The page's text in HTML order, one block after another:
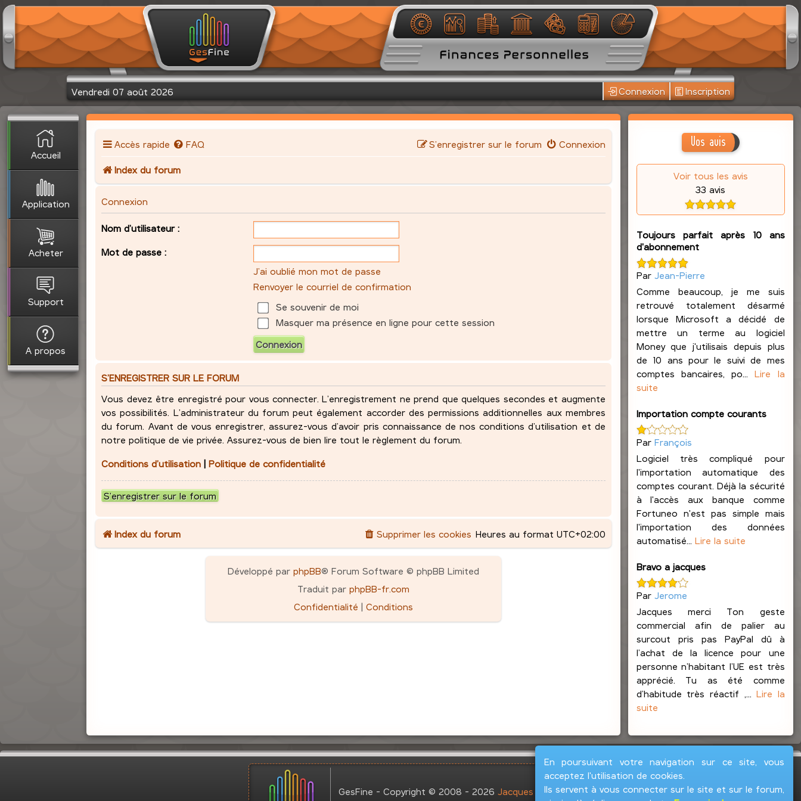
Vendredi 07 août 2026 Connexion Inscription
Accueil
Application
Acheter
Support
A propos
Accès rapide FAQ Connexion
S’enregistrer sur le forum
Index du forum
Connexion
Nom d’utilisateur :
Mot de passe :
J’ai oublié mon mot de passe
Renvoyer le courriel de confirmation
Se souvenir de moi
Masquer ma présence en ligne pour cette session
S’ENREGISTRER SUR LE FORUM
Vous devez être enregistré pour vous connecter. L’enregistrement ne prend que quelques secondes et augmente
vos possibilités. L’administrateur du forum peut également accorder des permissions additionnelles aux membres
du forum. Avant de vous enregistrer, assurez-vous d’avoir pris connaissance de nos conditions d’utilisation et de
notre politique de vie privée. Assurez-vous de bien lire tout le règlement du forum.
Conditions d’utilisation |Politique de confidentialité
S’enregistrer sur le forum
Index du forum Heures au format UTC+02:00
Supprimer les cookies
Développé par phpBB® Forum Software © phpBB Limited
Traduit par phpBB-fr.com
Confidentialité | Conditions
Vos avis
Voir tous les avis
33 avis
Toujours parfait après 10 ans
d'abonnement
Par Jean-Pierre
Comme beaucoup, je me suis
retrouvé totalement désarmé
lorsque Microsoft a décidé de
mettre un terme au logiciel
Money que j'utilisais depuis plus
de 10 ans pour le suivi de mes
comptes bancaires, po...Lire la
suite
Importation compte courants
Par François
Logiciel très compliqué pour
l'importation automatique des
comptes courant. Déjà la sécurité
à l'accès aux banque comme
Fortuneo n'est pas simple mais
l'importation des données
automatisé... Lire la suite
Bravo a jacques
Par Jerome
Jacques merci Ton geste
commercial afin de palier au
surcout pris pas PayPal dû à
l’achat de la licence pour une
personne n’habitant l’UE est très
apprécié. Tu as été comme
d’habitude très réactif ,...Lire la
suite
En poursuivant votre navigation sur ce site, vous
acceptez l'utilisation de cookies.
Ils servent à vous connecter sur le site et sur le forum,
GesFine - Copyright © 2008 - 2026Jacques